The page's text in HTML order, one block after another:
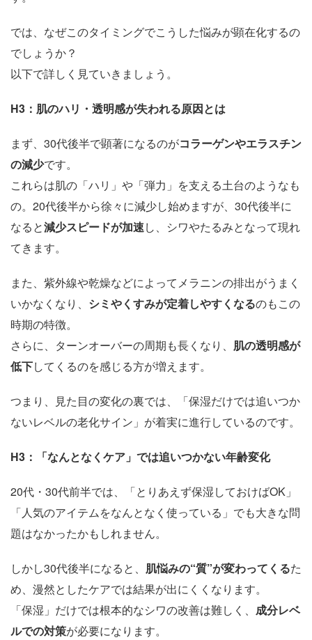
では、なぜこのタイミングでこうした悩みが顕在化するの
でしょうか？
以下で詳しく見ていきましょう。
H3 ：肌のハリ・透明感が失われる原因とは
まず、30代後半で顕著になるのがコラーゲンやエラスチン
の減少です。
これらは肌の「ハリ」や「弾力」を支える土台のようなも
の。20代後半から徐々に減少し始めますが、30代後半に
なると減少スピードが加速し、シワやたるみとなって現れ
てきます。
また、紫外線や乾燥などによってメラニンの排出がうまく
いかなくなり、 シミやくすみが定着しやすくなるのもこの
時期の特徴。
さらに、ターンオーバーの周期も長くなり、 肌の透明感が
低下してくるのを感じる方が増えます。
つまり、見た目の変化の裏では、「保湿だけでは追いつか
ないレベルの老化サイン」が着実に進行しているのです。
H3 ：「なんとなくケア」では追いつかない年齢変化
20代・30代前半では、「とりあえず保湿しておけばOK」
「人気のアイテムをなんとなく使っている」でも大きな問
題はなかったかもしれません。
しかし30代後半になると、 肌悩みの“質”が変わってくるた
め、漫然としたケアでは結果が出にくくなります。
「保湿」だけでは根本的なシワの改善は難しく、 成分レベ
ルでの対策が必要になります。